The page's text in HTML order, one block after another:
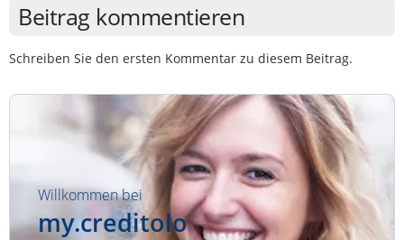
Beitrag kommentieren
Schreiben Sie den ersten Kommentar zu diesem Beitrag.
Willkommen bei
my.creditolo